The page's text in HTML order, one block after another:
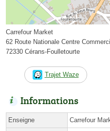
Carrefour Market
62 Route Nationale Centre
72330 Cérans-Foulletourte
Trajet Waze
Informations
Enseigne Carrefour